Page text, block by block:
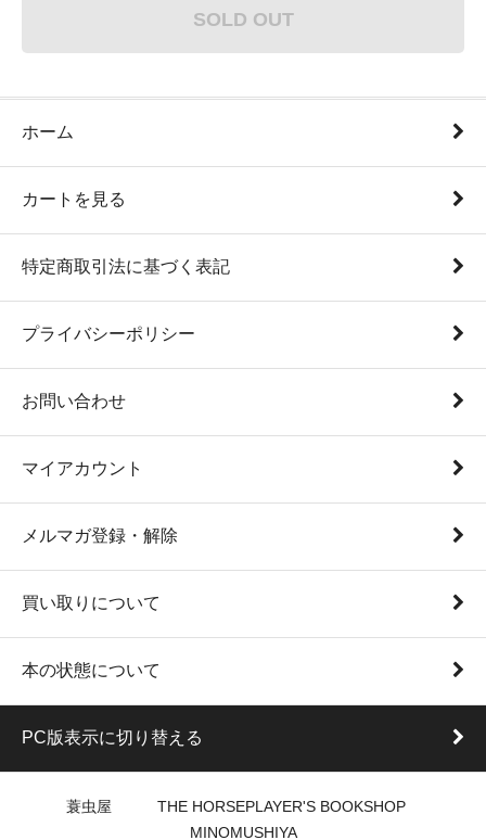
SOLD OUT
ホーム
カートを見る
特定商取引法に基づく表記
プライバシーポリシー
お問い合わせ
マイアカウント
メルマガ登録・解除
買い取りについて
本の状態について
PC版表示に切り替える
蓑虫屋 THE HORSEPLAYER'S BOOKSHOP
MINOMUSHIYA